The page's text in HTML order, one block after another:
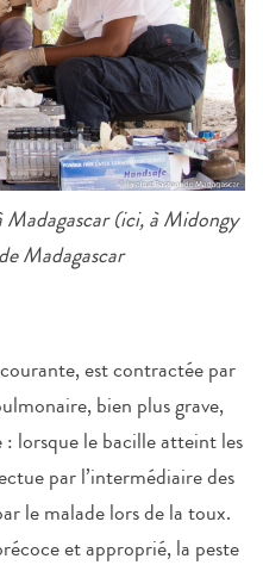
Madagascar (ici, à Midongy
Madagascar
est contractée par
bien plus grave,
lorsque le bacille atteint les
par l’intermédiaire des
le malade lors de la toux.
et approprié, la peste